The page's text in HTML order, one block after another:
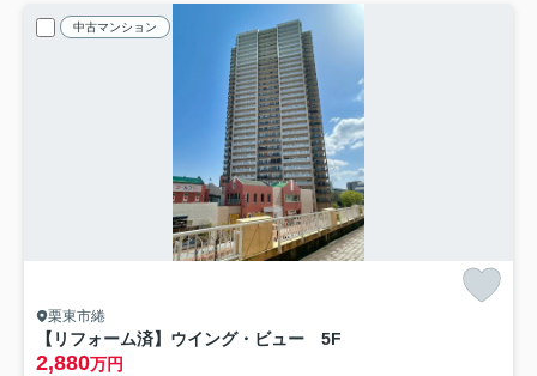
中古マンション
栗東市綣
【リフォーム済】ウイング・ビュー 5F
2,880万円